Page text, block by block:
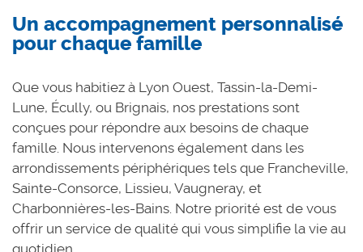
Un accompagnement personnalisé
pour chaque famille
Que vous habitiez à Lyon Ouest, Tassin-la-Demi-
Lune, Écully, ou Brignais, nos prestations sont
conçues pour répondre aux besoins de chaque
famille. Nous intervenons également dans les
arrondissements périphériques tels que Francheville,
Sainte-Consorce, Lissieu, Vaugneray, et
Charbonnières-les-Bains. Notre priorité est de vous
offrir un service de qualité qui vous simplifie la vie au
quotidien.